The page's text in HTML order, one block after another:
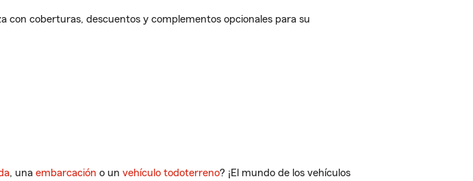
con coberturas, descuentos y complementos opcionales para su
, una embarcación o un vehículo todoterreno? ¡El mundo de los vehículos